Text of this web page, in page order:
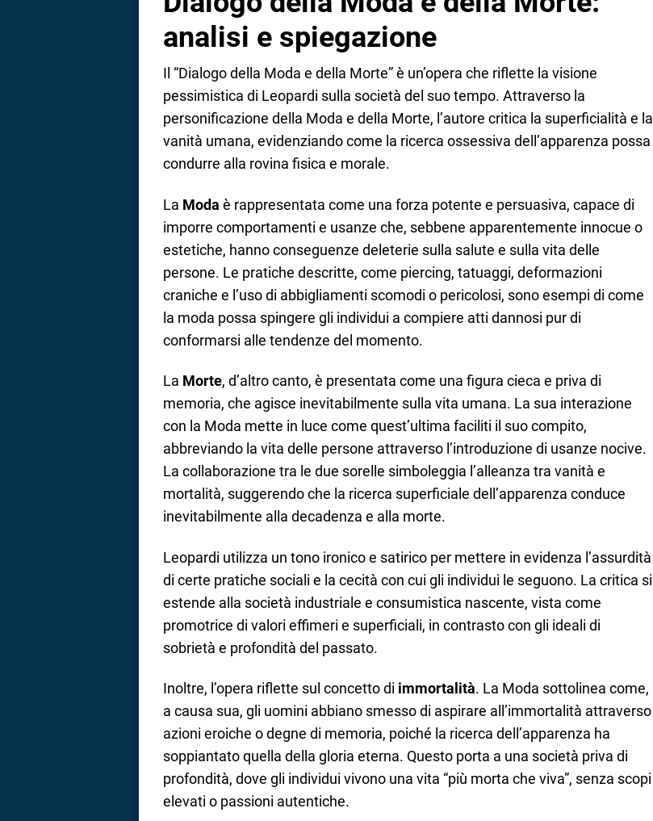
analisi e spiegazione
Il “Dialogo della Moda e della Morte” è un’opera che riflette la visione
pessimistica di Leopardi sulla società del suo tempo. Attraverso la
personificazione della Moda e della Morte, l’autore critica la superficialità e la
vanità umana, evidenziando come la ricerca ossessiva dell’apparenza possa
condurre alla rovina fisica e morale.
La Moda è rappresentata come una forza potente e persuasiva, capace di
imporre comportamenti e usanze che, sebbene apparentemente innocue o
estetiche, hanno conseguenze deleterie sulla salute e sulla vita delle
persone. Le pratiche descritte, come piercing, tatuaggi, deformazioni
craniche e l’uso di abbigliamenti scomodi o pericolosi, sono esempi di come
la moda possa spingere gli individui a compiere atti dannosi pur di
conformarsi alle tendenze del momento.
La Morte, d’altro canto, è presentata come una figura cieca e priva di
memoria, che agisce inevitabilmente sulla vita umana. La sua interazione
con la Moda mette in luce come quest’ultima faciliti il suo compito,
abbreviando la vita delle persone attraverso l’introduzione di usanze nocive.
La collaborazione tra le due sorelle simboleggia l’alleanza tra vanità e
mortalità, suggerendo che la ricerca superficiale dell’apparenza conduce
inevitabilmente alla decadenza e alla morte.
Leopardi utilizza un tono ironico e satirico per mettere in evidenza l’assurdità
di certe pratiche sociali e la cecità con cui gli individui le seguono. La critica si
estende alla società industriale e consumistica nascente, vista come
promotrice di valori effimeri e superficiali, in contrasto con gli ideali di
sobrietà e profondità del passato.
Inoltre, l’opera riflette sul concetto di immortalità. La Moda sottolinea come,
a causa sua, gli uomini abbiano smesso di aspirare all’immortalità attraverso
azioni eroiche o degne di memoria, poiché la ricerca dell’apparenza ha
soppiantato quella della gloria eterna. Questo porta a una società priva di
profondità, dove gli individui vivono una vita “più morta che viva”, senza scopi
elevati o passioni autentiche.